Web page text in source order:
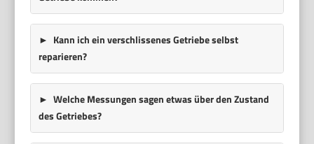
Kann ich ein verschlissenes Getriebe selbst
reparieren?
Welche Messungen sagen etwas über den Zustand
des Getriebes?